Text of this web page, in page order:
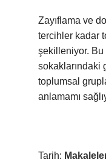
Zayıflama ve
tercihler kadar
şekilleniyor. Bu
sokaklarındaki
toplumsal
anlamamı
Tarih: